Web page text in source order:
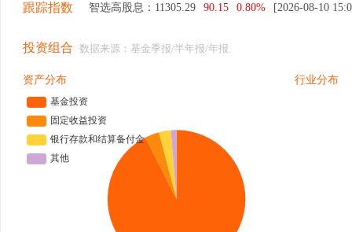
跟踪指数 智选高股息： 11305.29 90.15 0.80% [2026-08-10
投资组合 数据来源：基金季报/半年报/年报
资产分布 行业分布